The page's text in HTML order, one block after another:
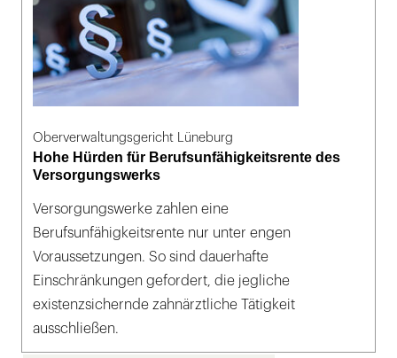
Oberverwaltungsgericht Lüneburg
Hohe Hürden für Berufsunfähigkeitsrente des
Versorgungswerks
Versorgungswerke zahlen eine
Berufsunfähigkeitsrente nur unter engen
Voraussetzungen. So sind dauerhafte
Einschränkungen gefordert, die jegliche
existenzsichernde zahnärztliche Tätigkeit
ausschließen.